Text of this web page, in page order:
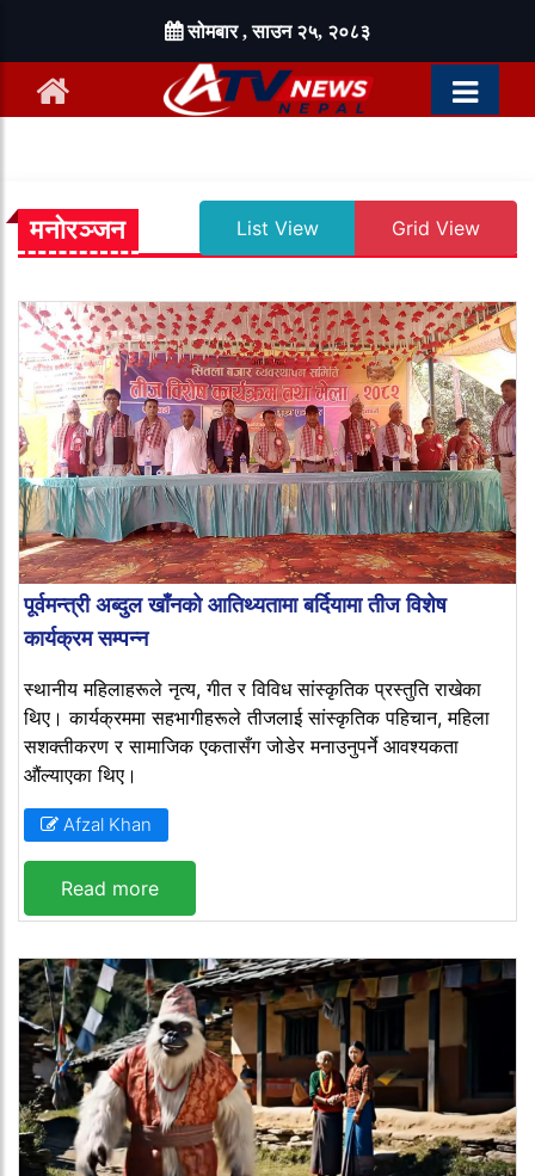
सोमबार , साउन २५, २०८३
मनोरञ्जन List View Grid View
पूर्वमन्त्री अब्दुल खाँनको आतिथ्यतामा बर्दियामा तीज विशेष
कार्यक्रम सम्पन्न
स्थानीय महिलाहरूले नृत्य, गीत र विविध सांस्कृतिक प्रस्तुति राखेका
थिए। कार्यक्रममा सहभागीहरूले तीजलाई सांस्कृतिक पहिचान, महिला
सशक्तीकरण र सामाजिक एकतासँग जोडेर मनाउनुपर्ने आवश्यकता
औंल्याएका थिए।
Afzal Khan
Read more